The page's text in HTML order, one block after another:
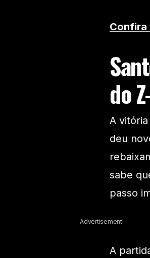
Confira
do
A
deu
sabe
passo
Advertisement
A